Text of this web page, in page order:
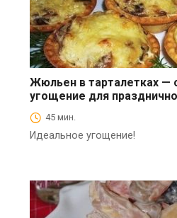
Закуски
Жюльен в тарталетках —
угощение для
45 мин.
Идеальное угощение!